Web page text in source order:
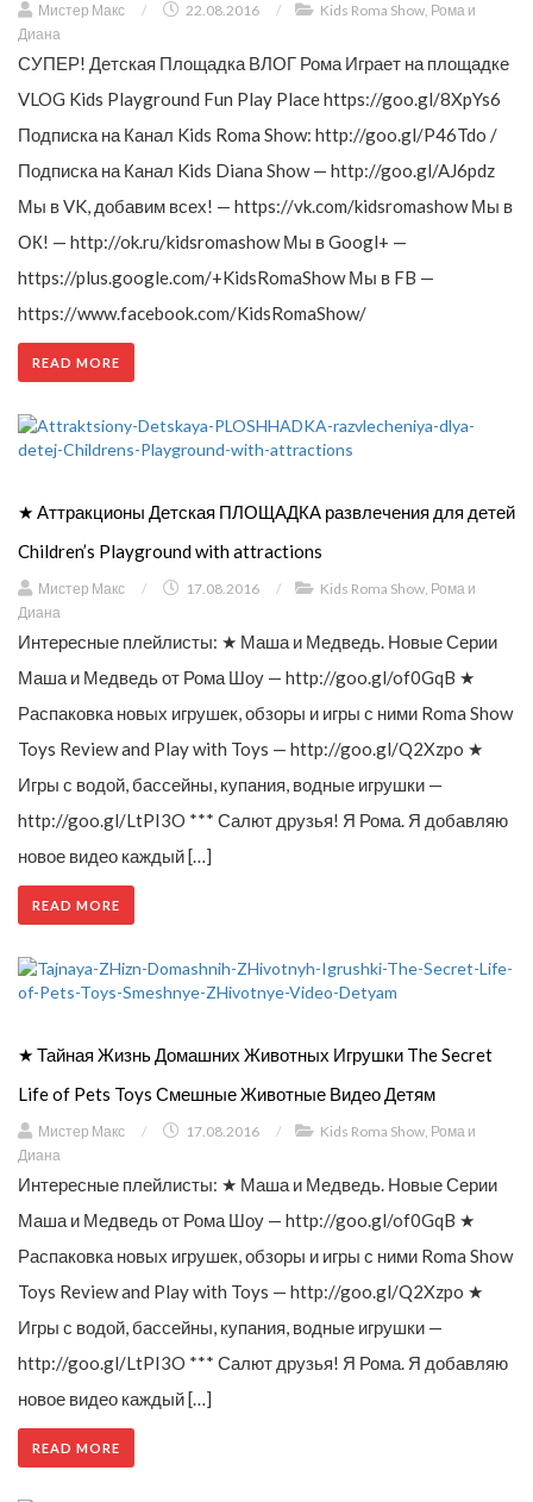
Мистер Макс / 22.08.2016 / Kids Roma Show, Рома и
Диана
СУПЕР! Детская Площадка ВЛОГ Рома Играет на площадке
VLOG Kids Playground Fun Play Place https://goo.gl/8XpYs6
Подписка на Канал Kids Roma Show: http://goo.gl/P46Tdo /
Подписка на Канал Kids Diana Show — http://goo.gl/AJ6pdz
Мы в VK, добавим всех! — https://vk.com/kidsromashow Мы в
ОК! — http://ok.ru/kidsromashow Мы в Googl+ —
https://plus.google.com/+KidsRomaShow Мы в FB —
https://www.facebook.com/KidsRomaShow/
READ MORE
★ Аттракционы Детская ПЛОЩАДКА развлечения для детей
Children’s Playground with attractions
Мистер Макс / 17.08.2016 / Kids Roma Show, Рома и
Диана
Интересные плейлисты: ★ Маша и Медведь. Новые Серии
Маша и Медведь от Рома Шоу — http://goo.gl/of0GqB ★
Распаковка новых игрушек, обзоры и игры с ними Roma Show
Toys Review and Play with Toys — http://goo.gl/Q2Xzpo ★
Игры с водой, бассейны, купания, водные игрушки —
http://goo.gl/LtPI3O *** Салют друзья! Я Рома. Я добавляю
новое видео каждый […]
READ MORE
★ Тайная Жизнь Домашних Животных Игрушки The Secret
Life of Pets Toys Смешные Животные Видео Детям
Мистер Макс / 17.08.2016 / Kids Roma Show, Рома и
Диана
Интересные плейлисты: ★ Маша и Медведь. Новые Серии
Маша и Медведь от Рома Шоу — http://goo.gl/of0GqB ★
Распаковка новых игрушек, обзоры и игры с ними Roma Show
Toys Review and Play with Toys — http://goo.gl/Q2Xzpo ★
Игры с водой, бассейны, купания, водные игрушки —
http://goo.gl/LtPI3O *** Салют друзья! Я Рома. Я добавляю
новое видео каждый […]
READ MORE